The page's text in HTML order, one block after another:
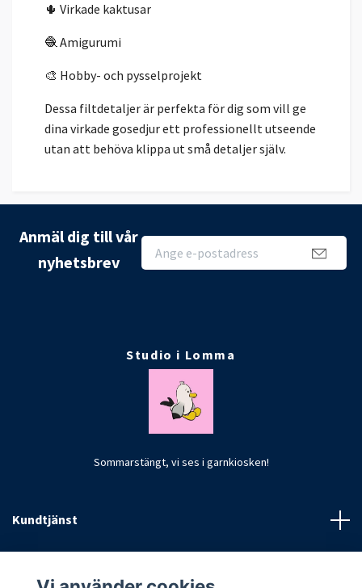
🌵 Virkade kaktusar
🧶 Amigurumi
🎨 Hobby- och pysselprojekt
Dessa filtdetaljer är perfekta för dig som vill ge
dina virkade gosedjur ett professionellt utseende
utan att behöva klippa ut små detaljer själv.
Anmäl dig till vår
nyhetsbrev
Studio i Lomma
Sommarstängt, vi ses i garnkiosken!
Kundtjänst